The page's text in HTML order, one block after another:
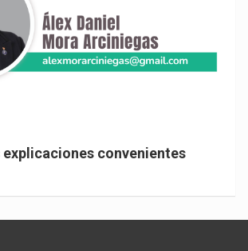
explicaciones convenientes